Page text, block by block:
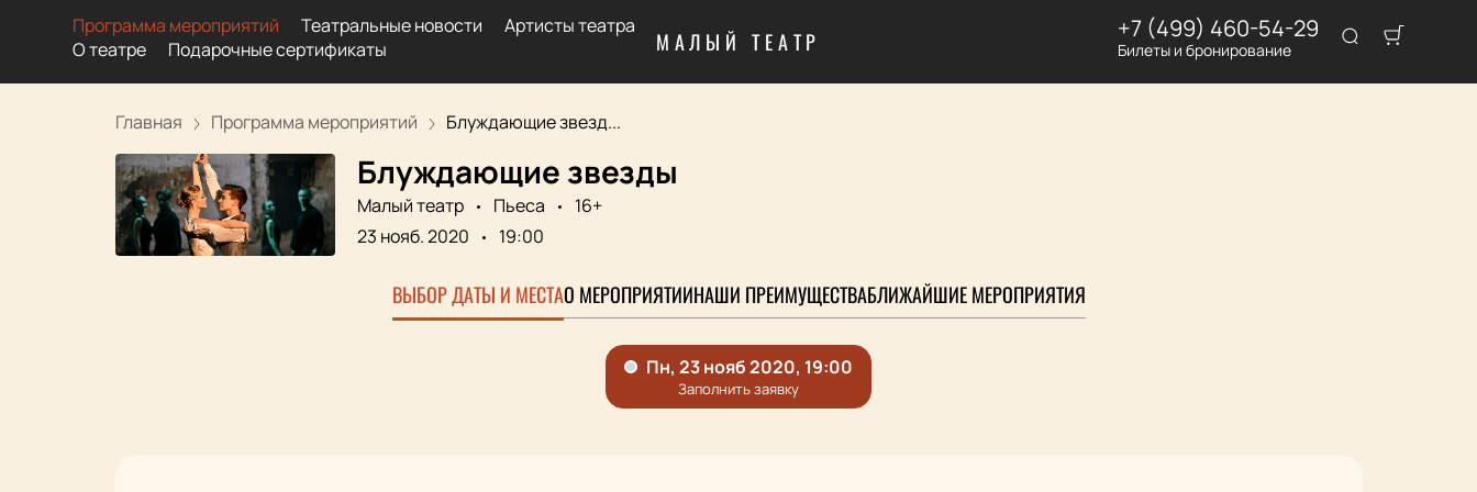
МАЛЫЙ ТЕАТР
Программа мероприятий Театральные новости
Артисты театра
О театре
Подарочные сертификаты
+7 (499) 460-54-29
Билеты и бронирование
Главная Программа мероприятий Блуждающие звезд...
Блуждающие звезды
Малый театр Пьеса
16+
23 нояб. 2020
19:00
ВЫБОР ДАТЫ И МЕСТАО МЕРОПРИЯТИИНАШИ ПРЕИМУЩЕСТВАБЛИЖАЙШИЕ МЕРОПРИЯТИЯ